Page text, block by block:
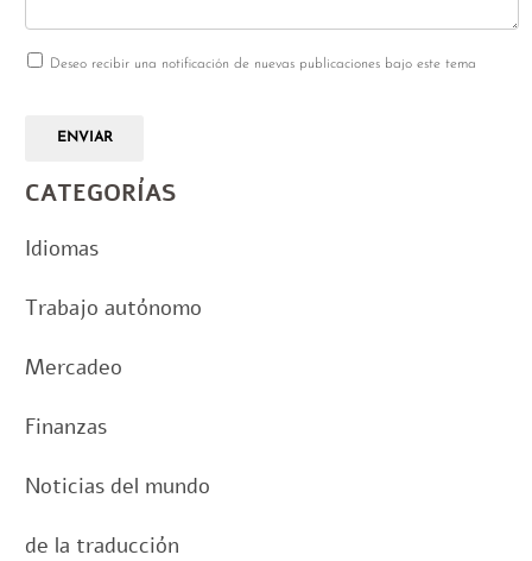
Deseo recibir una notificación de nuevas publicaciones bajo este tema
ENVIAR
CATEGORÍAS
Idiomas
Trabajo autónomo
Mercadeo
Finanzas
Noticias del mundo
de la traducción